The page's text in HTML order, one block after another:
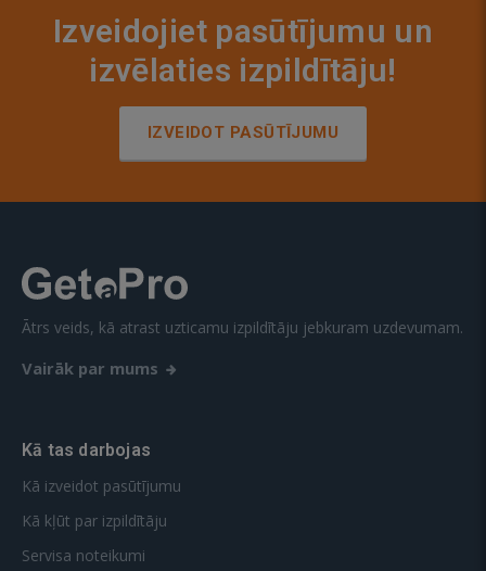
Izveidojiet pasūtījumu un
izvēlaties izpildītāju!
IZVEIDOT PASŪTĪJUMU
Ātrs veids, kā atrast uzticamu izpildītāju jebkuram uzdevumam.
Vairāk par mums
Kā tas darbojas
Kā izveidot pasūtījumu
Kā kļūt par izpildītāju
Servisa noteikumi